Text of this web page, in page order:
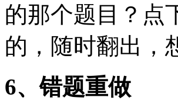
的那个题目？点
的，随时翻出，
6、错题重做